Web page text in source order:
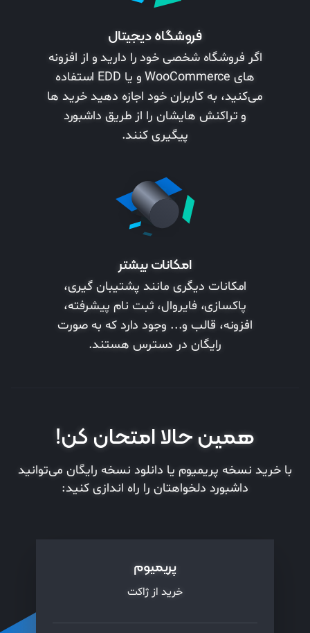
فروشگاه دیجیتال
اگر فروشگاه شخصی خود را دارید و از افزونه
های WooCommerce و یا EDD استفاده
می‌کنید، به کاربران خود اجازه دهید خرید ها
و تراکنش هایشان را از طریق داشبورد
پیگیری کنند.
امکانات بیشتر
امکانات دیگری مانند پشتیبان گیری،
پاکسازی، فایروال، ثبت نام پیشرفته،
افزونه، قالب و... وجود دارد که به صورت
رایگان در دسترس هستند.
همین حالا امتحان کن!
با خرید نسخه پریمیوم یا دانلود نسخه رایگان می‌توانید
داشبورد دلخواهتان را راه اندازی کنید:
پریمیوم
خرید از ژاکت